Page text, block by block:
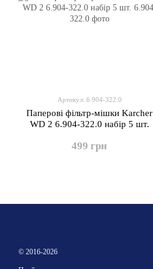
Артикул: 6.904-322.0
Паперові фільтр-мішки Karcher
WD 2 6.904-322.0 набір 5 шт.
499 грн
© 2016-2026